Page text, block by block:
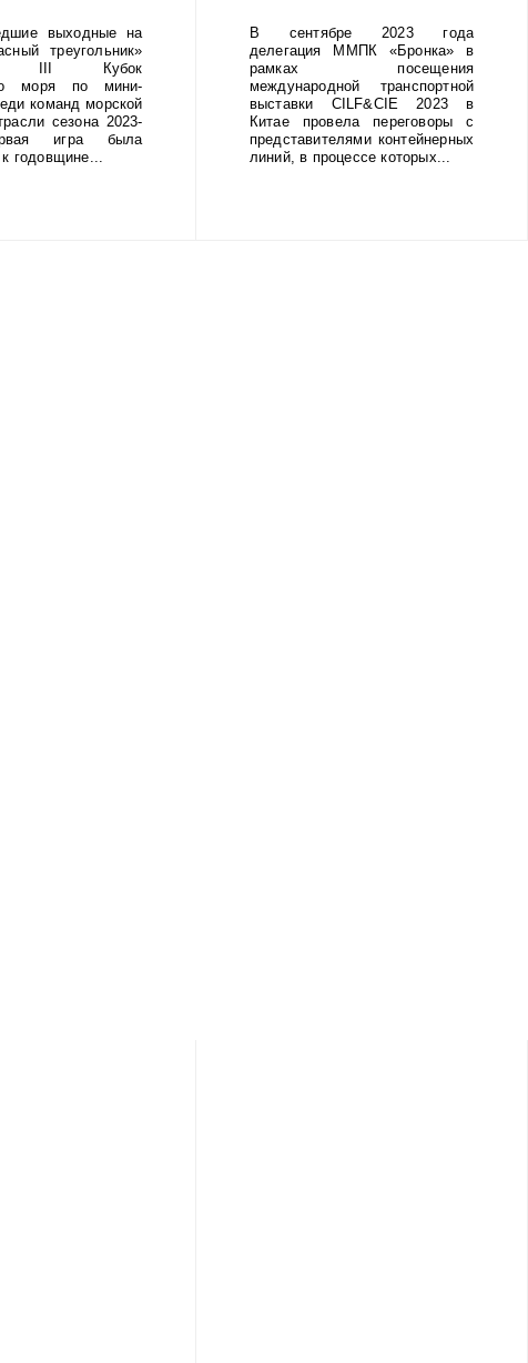
выходные на
треугольник»
III Кубок
моря по мини-
команд морской
сезона 2023-
игра была
годовщине...
В сентябре 2023 года
делегация ММПК «Бронка» в
рамках посещения
международной транспортной
выставки CILF&CIE 2023 в
Китае провела переговоры с
представителями контейнерных
линий, в процессе которых...